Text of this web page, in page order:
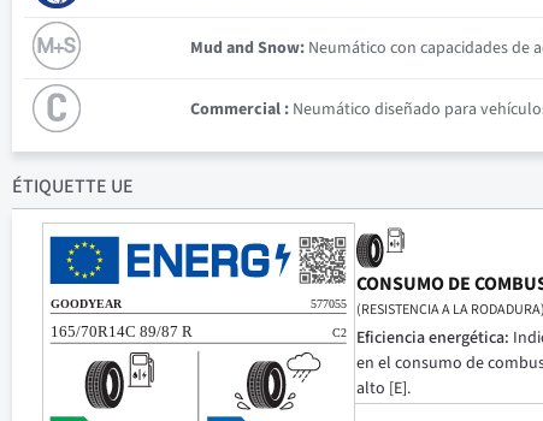
Mud and Snow: Neumático con capacidades de
Commercial : Neumático diseñado para
ÉTIQUETTE UE
CONSUMO DE
(RESISTENCIA A LA RODADURA)
Eficiencia energética:
en el consumo de
alto [E].